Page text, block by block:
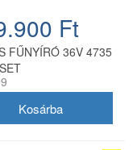
Ft
FŰNYÍRÓ 36V 4735